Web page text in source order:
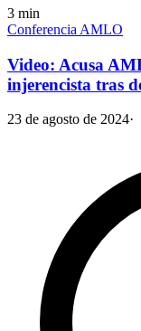
3 min
Conferencia AMLO
Video: Acusa
injerencista tras
23 de agosto de 2024·